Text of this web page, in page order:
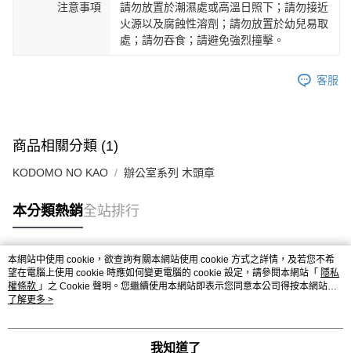
注意事項
請勿放置於潮濕處或高溫日照下；請勿接近
火源以及腐蝕性溶劑；請勿放置於幼兒易取
處；請勿吞食；請避免強烈撞擊。
客服
商品相關分類 (1)
KODOMO NO KAO 辦公室系列 木頭章
本分類熱銷全站排行
熱門標籤
本網站中使用 cookie，欲查詢有關本網站使用 cookie 方式之詳情，及若您不希
望在電腦上使用 cookie 時應如何變更電腦的 cookie 設定，請參閱本網站「 隱私
權條款 」之 Cookie 聲明。您繼續使用本網站即表示您同意本公司得按本網站使
用條款之 Cookie 聲明使用 cookie。
了解更多 >
我知道了